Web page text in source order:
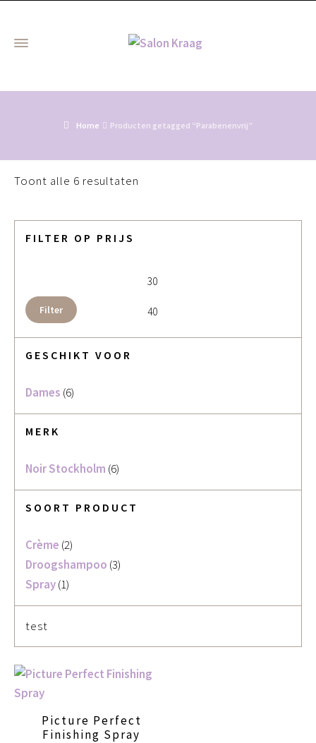
Home Producten getagged “Parabenenvrij”
Toont alle 6 resultaten
Picture Perfect
Finishing Spray
FILTER OP PRIJS
Min. prijs
Filter
GESCHIKT VOOR
Dames (6)
MERK
Noir Stockholm (6)
SOORT PRODUCT
Crème (2)
Droogshampoo (3)
Spray(1)
test